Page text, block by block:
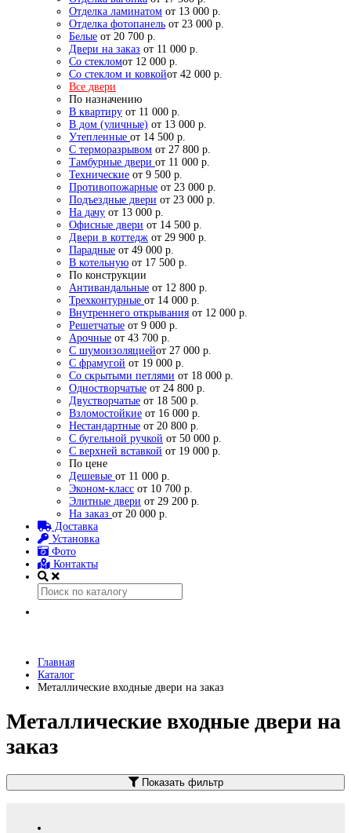
Отделка ламинатом от 13 000 р.
Отделка фотопанель от 23 000 р.
Белые от 20 700 р.
Двери на заказ от 11 000 р.
Со стекломот 12 000 р.
Со стеклом и ковкойот 42 000 р.
Все двери
По назначению
В квартиру от 11 000 р.
В дом (уличные) от 13 000 р.
Утепленные от 14 500 р.
С терморазрывом от 27 800 р.
Тамбурные двери от 11 000 р.
Технические от 9 500 р.
Противопожарные от 23 000 р.
Подъездные двери от 23 000 р.
На дачу от 13 000 р.
Офисные двери от 14 500 р.
Двери в коттедж от 29 900 р.
Парадные от 49 000 р.
В котельную от 17 500 р.
По конструкции
Антивандальные от 12 800 р.
Трехконтурные от 14 000 р.
Внутреннего открывания от 12 000 р.
Решетчатые от 9 000 р.
Арочные от 43 700 р.
С шумоизоляциейот 27 000 р.
С фрамугой от 19 000 р.
Со скрытыми петлями от 18 000 р.
Одностворчатые от 24 800 р.
Двустворчатые от 18 500 р.
Взломостойкие от 16 000 р.
Нестандартные от 20 800 р.
С бугельной ручкой от 50 000 р.
С верхней вставкой от 19 000 р.
По цене
Дешевые от 11 000 р.
Эконом-класс от 10 700 р.
Элитные двери от 29 200 р.
На заказ от 20 000 р.
Доставка
Установка
Фото
Контакты
Главная
Каталог
Металлические входные двери на заказ
Металлические входные двери на
заказ
Показать фильтр